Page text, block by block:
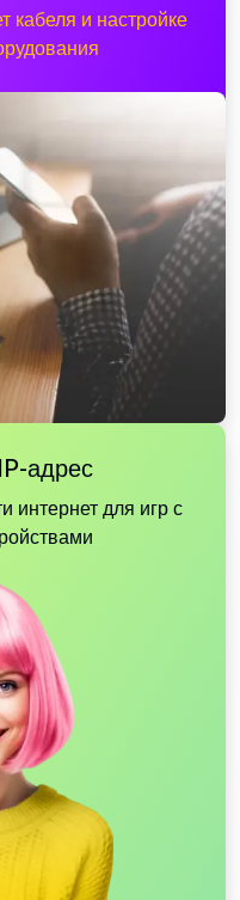
кабеля и настройке
адрес
интернет для игр с